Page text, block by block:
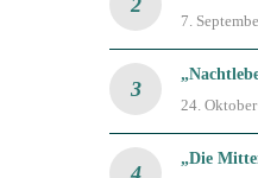
7.
24.
„Die